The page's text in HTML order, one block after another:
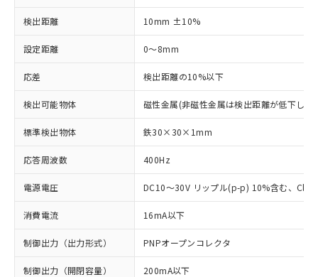
検出距離 10mm ±10%
設定距離 0～8mm
応差 検出距離の10%以下
検出可能物体 磁性金属(非磁性金属は検出距離が低下しま
標準検出物体 鉄30×30×1mm
応答周波数 400Hz
電源電圧 DC10～30V リップル(p-p) 10%含む、
消費電流 16mA以下
制御出力（出力形式） PNPオープンコレクタ
制御出力（開閉容量） 200mA以下